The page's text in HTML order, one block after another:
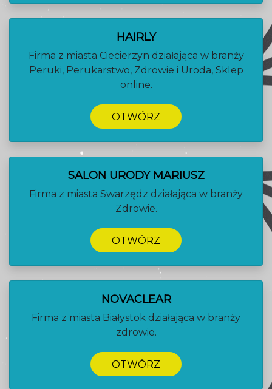
HAIRLY
Firma z miasta Ciecierzyn działająca w branży
Peruki, Perukarstwo, Zdrowie i Uroda, Sklep
online.
OTWÓRZ
SALON URODY MARIUSZ
Firma z miasta Swarzędz działająca w branży
Zdrowie.
OTWÓRZ
NOVACLEAR
Firma z miasta Białystok działająca w branży
zdrowie.
OTWÓRZ